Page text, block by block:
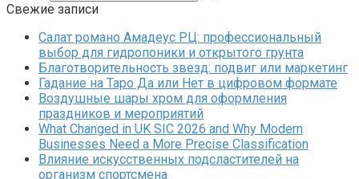
Свежие записи
Салат романо Амадеус РЦ: профессиональный
выбор для гидропоники и открытого грунта
Благотворительность звезд: подвиг или маркетинг
Гадание на Таро Да или Нет в цифровом формате
Воздушные шары хром для оформления
праздников и мероприятий
What Changed in UK SIC 2026 and Why Modern
Businesses Need a More Precise Classification
Влияние искусственных подсластителей на
организм спортсмена